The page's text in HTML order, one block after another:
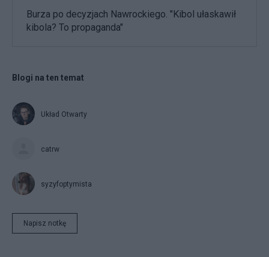
Burza po decyzjach Nawrockiego. "Kibol ułaskawił
kibola? To propaganda"
Blogi na ten temat
Układ Otwarty
catrw
syzyfoptymista
Napisz notkę